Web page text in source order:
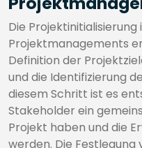
Die
Projektmanagements
Definition der
und die Identifizierung
diesem Schritt ist es
Stakeholder ein
Projekt haben und die
werden. Die Festlegung